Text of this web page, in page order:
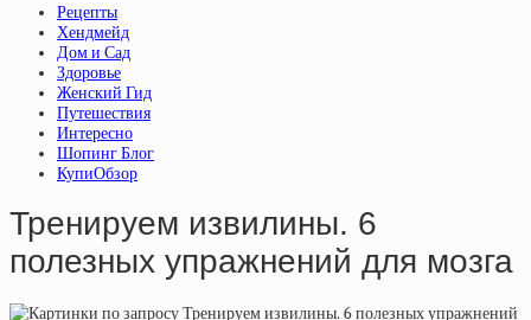
Рецепты
Хендмейд
Дом и Сад
Здоровье
Женский Гид
Путешествия
Интересно
Шопинг Блог
КупиОбзор
Тренируем извилины. 6
полезных упражнений для мозга